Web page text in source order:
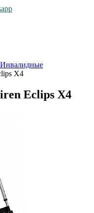
Инвалидные
X4
Eclips X4